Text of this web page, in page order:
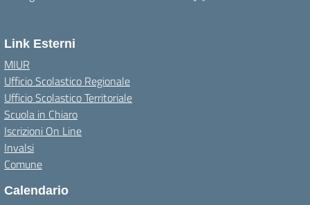
Link Esterni
MIUR
Ufficio Scolastico Regionale
Ufficio Scolastico Territoriale
Scuola in Chiaro
Iscrizioni On Line
Invalsi
Comune
Calendario